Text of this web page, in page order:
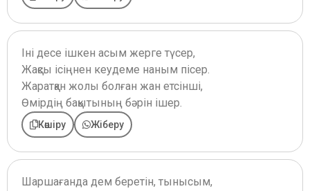
Іні десе ішкен асым жерге түсер,
Жақсы ісіңнен кеудеме наным пісер.
Жаратқан жолы болған жан етсінші,
Өмірдің бақытының бәрін ішер.
Көшіру Жіберу
Шаршағанда дем беретін, тынысым,